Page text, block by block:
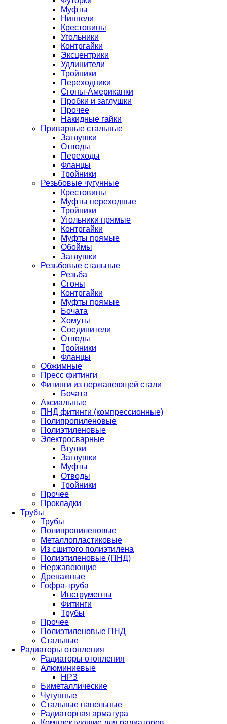
Муфты
Ниппели
Крестовины
Угольники
Контргайки
Эксцентрики
Удлинители
Тройники
Переходники
Сгоны-Американки
Пробки и заглушки
Прочее
Накидные гайки
Приварные стальные
Заглушки
Отводы
Переходы
Фланцы
Тройники
Резьбовые чугунные
Крестовины
Муфты переходные
Тройники
Угольники прямые
Контргайки
Муфты прямые
Обоймы
Заглушки
Резьбовые стальные
Резьба
Сгоны
Контргайки
Муфты прямые
Бочата
Хомуты
Соединители
Отводы
Тройники
Фланцы
Обжимные
Пресс фитинги
Фитинги из нержавеющей стали
Бочата
Аксиальные
ПНД фитинги (компрессионные)
Полипропиленовые
Полиэтиленовые
Электросварные
Втулки
Заглушки
Муфты
Отводы
Тройники
Прочее
Прокладки
Трубы
Трубы
Полипропиленовые
Металлопластиковые
Из сшитого полиэтилена
Полиэтиленовые (ПНД)
Нержавеющие
Дренажные
Гофра-труба
Инструменты
Фитинги
Трубы
Прочее
Полиэтиленовые ПНД
Стальные
Радиаторы отопления
Радиаторы отопления
Алюминиевые
НРЗ
Биметаллические
Чугунные
Стальные панельные
Радиаторная арматура